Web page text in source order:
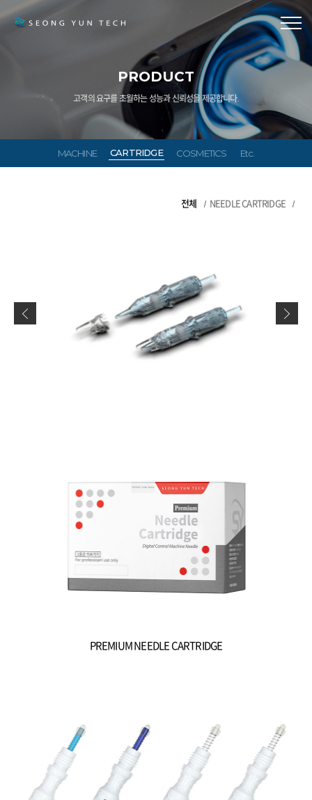
PRODUCT
고객의 요구를 초월하는 성능과 신뢰성을 제공합니다.
MACHINE CARTRIDGE COSMETICS Etc.
전체 NEEDLE CARTRIDGE
PREMIUM NEEDLE CARTRIDGE